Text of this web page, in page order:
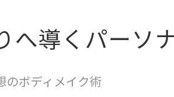
筋トレ初心者にお
パーソナルジ
週２回の通い方
へ導くパーソ
のボディメイク術